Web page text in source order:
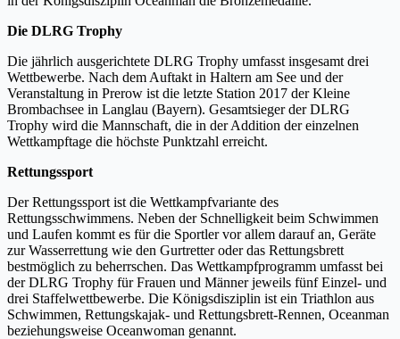
Die DLRG Trophy
Die jährlich ausgerichtete DLRG Trophy umfasst insgesamt drei
Wettbewerbe. Nach dem Auftakt in Haltern am See und der
Veranstaltung in Prerow ist die letzte Station 2017 der Kleine
Brombachsee in Langlau (Bayern). Gesamtsieger der DLRG
Trophy wird die Mannschaft, die in der Addition der einzelnen
Wettkampftage die höchste Punktzahl erreicht.
Rettungssport
Der Rettungssport ist die Wettkampfvariante des
Rettungsschwimmens. Neben der Schnelligkeit beim Schwimmen
und Laufen kommt es für die Sportler vor allem darauf an, Geräte
zur Wasserrettung wie den Gurtretter oder das Rettungsbrett
bestmöglich zu beherrschen. Das Wettkampfprogramm umfasst bei
der DLRG Trophy für Frauen und Männer jeweils fünf Einzel- und
drei Staffelwettbewerbe. Die Königsdisziplin ist ein Triathlon aus
Schwimmen, Rettungskajak- und Rettungsbrett-Rennen, Oceanman
beziehungsweise Oceanwoman genannt.